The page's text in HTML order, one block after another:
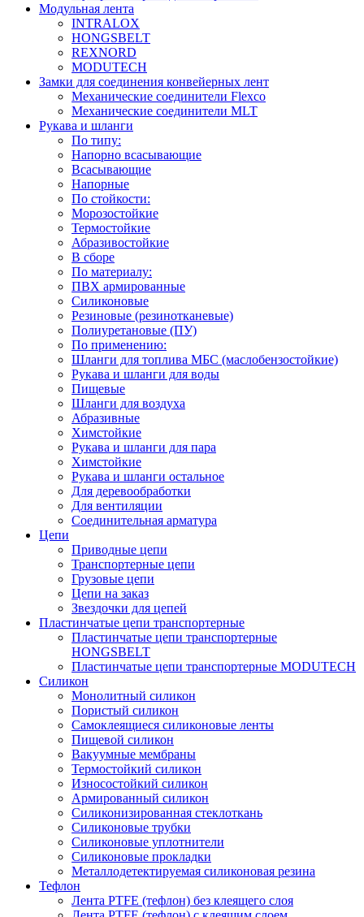
Модульная лента
INTRALOX
HONGSBELT
REXNORD
MODUTECH
Замки для соединения конвейерных лент
Механические соединители Flexco
Механические соединители MLT
Рукава и шланги
По типу:
Напорно всасывающие
Всасывающие
Напорные
По стойкости:
Морозостойкие
Термостойкие
Абразивостойкие
В сборе
По материалу:
ПВХ армированные
Силиконовые
Резиновые (резинотканевые)
Полиуретановые (ПУ)
По применению:
Шланги для топлива МБС (маслобензостойкие)
Рукава и шланги для воды
Пищевые
Шланги для воздуха
Абразивные
Химстойкие
Рукава и шланги для пара
Химстойкие
Рукава и шланги остальное
Для деревообработки
Для вентиляции
Соединительная арматура
Цепи
Приводные цепи
Транспортерные цепи
Грузовые цепи
Цепи на заказ
Звездочки для цепей
Пластинчатые цепи транспортерные
Пластинчатые цепи транспортерные
HONGSBELT
Пластинчатые цепи транспортерные MODUTECH
Силикон
Монолитный силикон
Пористый силикон
Самоклеящиеся силиконовые ленты
Пищевой силикон
Вакуумные мембраны
Термостойкий силикон
Износостойкий силикон
Армированный силикон
Силиконизированная стеклоткань
Силиконовые трубки
Силиконовые уплотнители
Силиконовые прокладки
Металлодетектируемая силиконовая резина
Тефлон
Лента PTFE (тефлон) без клеящего слоя